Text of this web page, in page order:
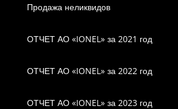
Продажа неликвидов
ОТЧЕТ АО «IONEL» за 2021 год
ОТЧЕТ АО «IONEL» за 2022 год
ОТЧЕТ АО «IONEL» за 2023 год